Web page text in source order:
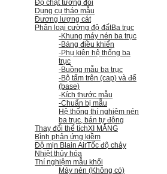
Độ chặt tương đối
Dụng cụ tháo mẫu
Đương lượng cát
Phân loại cường độ đấtBa trục
-Khung máy nén ba trục
-Bảng điều khiển
-Phụ kiện hệ thống ba
trục
-Buồng mẫu ba trục
-Bộ tấm trên (cap) và đế
(base)
-Kích thước mẫu
-Chuẩn bị mẫu
Hệ thống thí nghiệm nén
ba trục, bán tự động
Thay đổi thể tíchXI MĂNG
Bình phản ứng kiềm
Độ mịn Blain AirTốc độ chảy
Nhiệt thủy hóa
Thí nghiệm mẫu khối
Máy nén (Không có)